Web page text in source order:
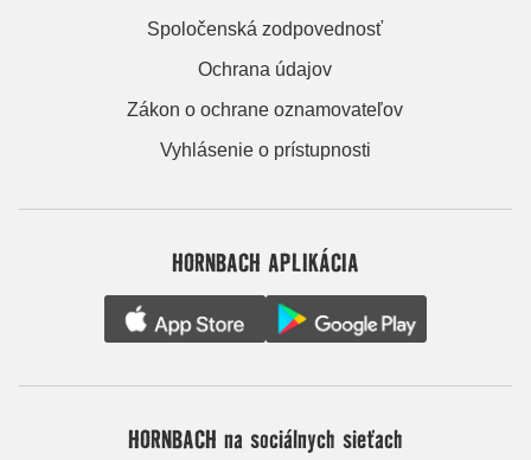
Spoločenská zodpovednosť
Ochrana údajov
Zákon o ochrane oznamovateľov
Vyhlásenie o prístupnosti
HORNBACH APLIKÁCIA
HORNBACH na sociálnych sieťach